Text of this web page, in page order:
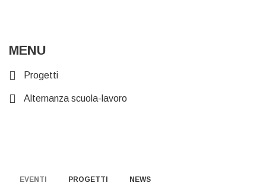
MENU
Progetti
Alternanza scuola-lavoro
EVENTI PROGETTI NEWS